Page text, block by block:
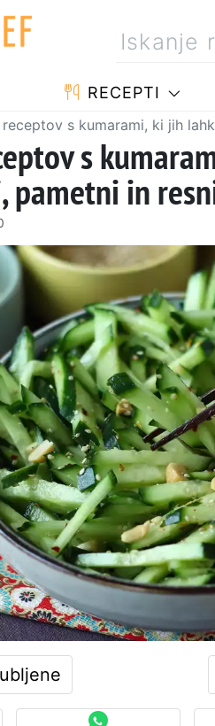
RECEPTI
receptov s kumarami, ki jih
s
pametni in